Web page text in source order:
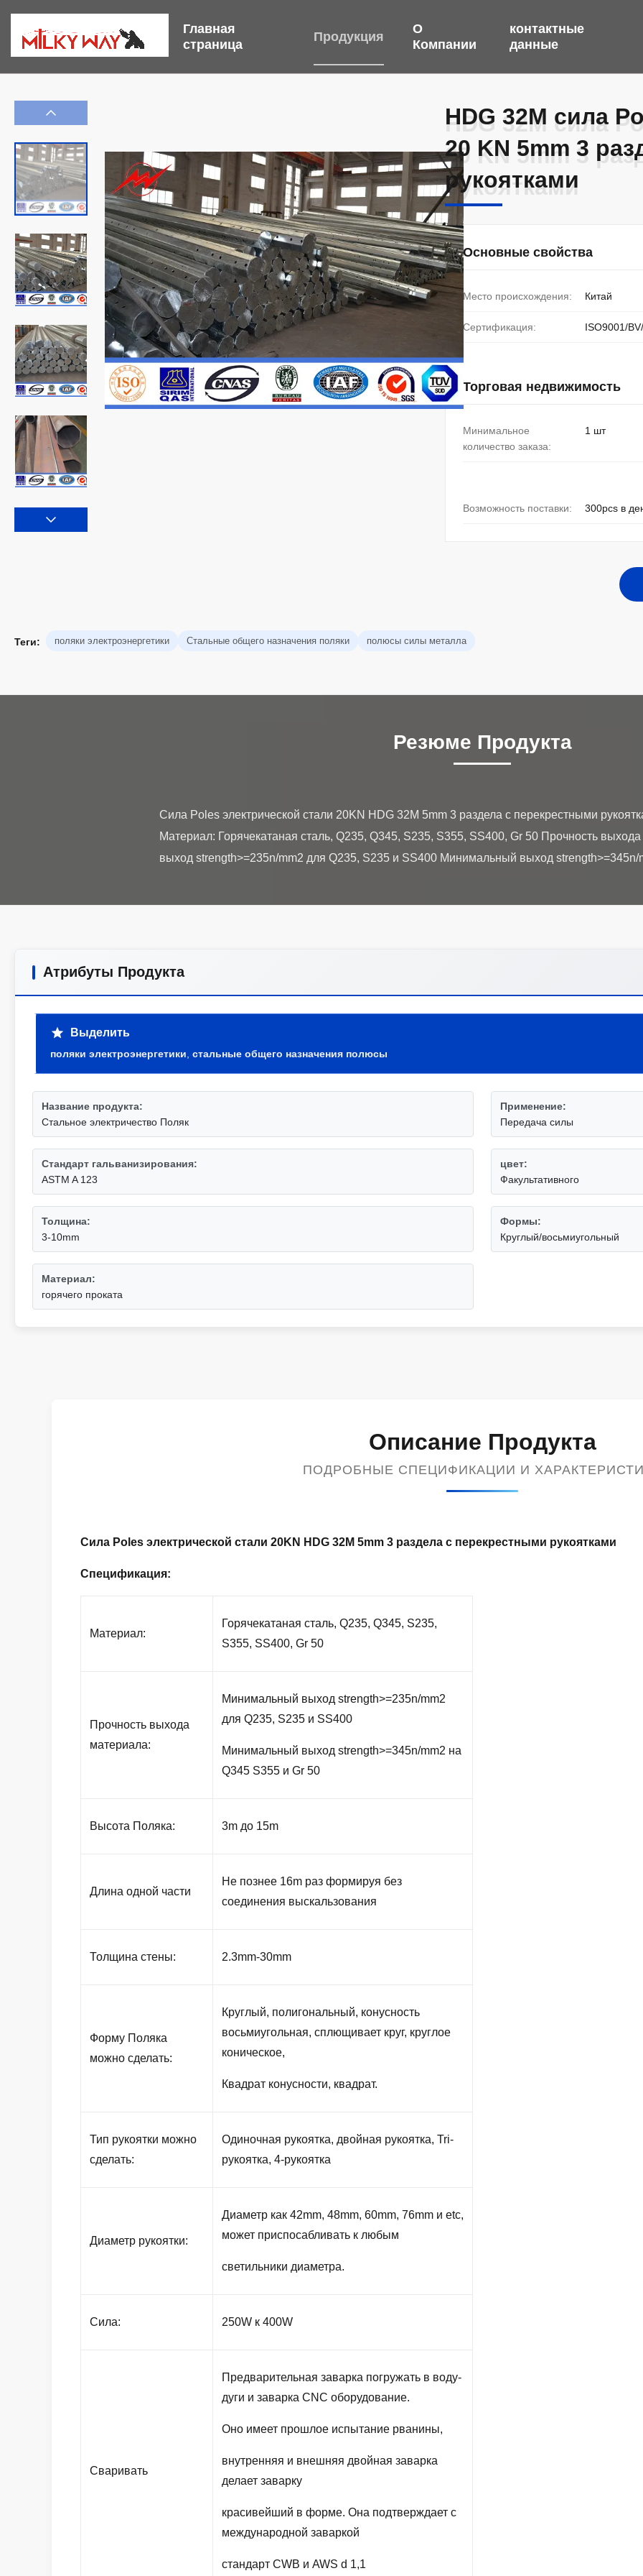
Главная
страница
Продукция
О
Компании
контактные
данные
HDG 32M сила
20 KN 5mm 3
рукоятками
HDG 32M сила
20 KN 5mm 3
рукоятками
Основные свойства
Место происхождения: Китай
Сертификация: ISO9001/BV/
Торговая недвижимость
Минимальное
количество заказа:
1 шт
Возможность поставки: 300pcs в
Теги: поляки электроэнергетики Стальные общего назначения поляки полюсы силы металла
Резюме Продукта
Сила Poles электрической стали 20KN HDG 32M 5mm 3 раздела с перекрестными
Материал: Горячекатаная сталь, Q235, Q345, S235, S355, SS400, Gr 50 Прочность
Атрибуты Продукта
Выделить
поляки электроэнергетики стальные общего назначения полюсы
Название продукта:
Стальное электричество Поляк
Применение:
Передача силы
Стандарт гальванизирования:
ASTM A 123
цвет:
Факультативного
Толщина:
3-10mm
Формы:
Круглый/восьмиугольный
Материал:
горячего проката
Описание Продукта
ПОДРОБНЫЕ СПЕЦИФИКАЦИИ И
Сила Poles электрической стали 20KN HDG 32M 5mm 3 раздела с перекрестными рукоятками
Спецификация:
Материал:
Горячекатаная сталь, Q235, Q345, S235,
S355, SS400, Gr 50
Прочность выхода
материала:
Минимальный выход strength>=235n/mm2
для Q235, S235 и SS400
Минимальный выход strength>=345n/mm2 на
Q345 S355 и Gr 50
Высота Поляка: 3m до 15m
Длина одной части
Не познее 16m раз формируя без
соединения выскальзования
Толщина стены: 2.3mm-30mm
Форму Поляка
можно сделать:
Круглый, полигональный, конусность
восьмиугольная, сплющивает круг, круглое
коническое,
Квадрат конусности, квадрат.
Тип рукоятки можно
сделать:
Одиночная рукоятка, двойная рукоятка, Tri-
рукоятка, 4-рукоятка
Диаметр рукоятки:
Диаметр как 42mm, 48mm, 60mm, 76mm и etc,
может приспосабливать к любым
светильники диаметра.
Сила: 250W к 400W
Сваривать
Предварительная заварка погружать в воду-
дуги и заварка CNC оборудование.
Оно имеет прошлое испытание рванины,
внутренняя и внешняя двойная заварка
делает заварку
красивейший в форме. Она подтверждает с
международной заваркой
стандарт CWB и AWS d 1,1